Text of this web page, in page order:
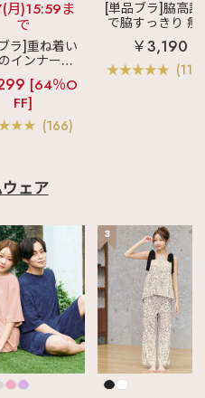
月)15:59ま
で
ラ]重ね着い
インナーブ
ッチバスト
ップ (ワイヤ
ー入り)
[64％O
FF]
(166)
[単品ブラ]脇高設
で脇すっきり 痩
見えブラ
カシ
クールレース脇
ブラ(R) 単品ブラ
ャー
￥3,190
ェア
3